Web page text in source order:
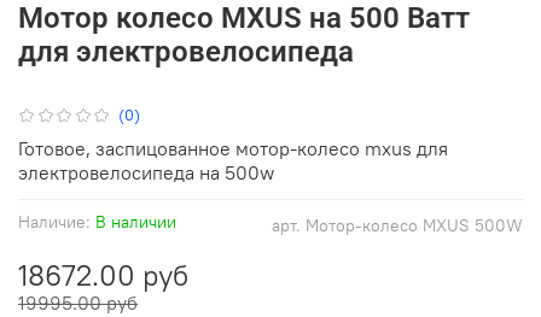
(0)
арт. Мотор-колесо MXUS 500W
Наличие: В наличии
Мотор колесо MXUS на 500 Ватт
для электровелосипеда
18672.00 руб
19995.00 руб
Готовое, заспицованное мотор-колесо mxus для
электровелосипеда на 500w